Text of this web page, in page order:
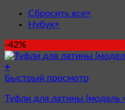
Сбросить все×
Нубук×
-42%
+
Этот
имеет
Быстрый просмотр
Туфли для латины (модель